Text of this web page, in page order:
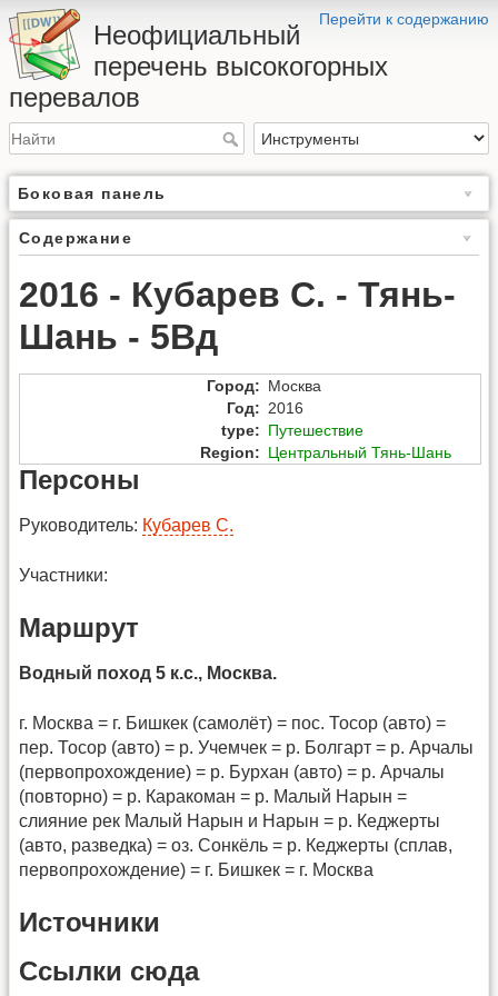
Перейти к содержанию
Неофициальный
перечень высокогорных
перевалов
Боковая панель
Содержание
2016 - Кубарев С. - Тянь-
Шань - 5Вд
Город: Москва
Год: 2016
type: Путешествие
Region: Центральный Тянь-Шань
Персоны
Руководитель: Кубарев С.
Участники:
Маршрут
Водный поход 5 к.с., Москва.
г. Москва = г. Бишкек (самолёт) = пос. Тосор (авто) =
пер. Тосор (авто) = р. Учемчек = р. Болгарт = р. Арчалы
(первопрохождение) = р. Бурхан (авто) = р. Арчалы
(повторно) = р. Каракоман = р. Малый Нарын =
слияние рек Малый Нарын и Нарын = р. Кеджерты
(авто, разведка) = оз. Сонкёль = р. Кеджерты (сплав,
первопрохождение) = г. Бишкек = г. Москва
Источники
Ссылки сюда